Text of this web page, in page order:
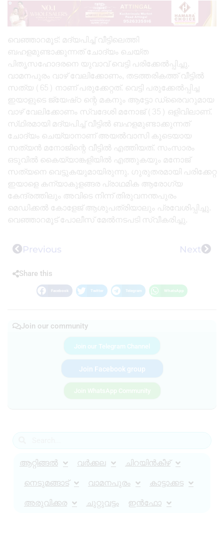
വെഞ്ഞാറമൂട്‌: മദ്യപിച്ച്‌ വീട്ടിലെത്തി
ബഹളമുണ്ടാക്കുന്നത്‌ ചോദ്യം ചെയ്‌ത
പിതൃസഹോദരനെ യുവാവ്‌ വെട്ടി പരിക്കേല്‍പ്പിച്ചു.
വാമനപുരം വാഴ്‌ വേലിക്കോണം, തടത്തരികത്ത്‌ വീട്ടില്‍
സത്യ (65) നാണ്‌ പരുക്കേറ്റത്‌. വെട്ടി പരുക്കേല്‍പ്പിച്ച
ഇയാളുടെ ജ്യേഷ്‌ഠ ന്റെ മകനും ആട്ടോ ഡ്രൈവറുമായ
വാഴ്‌ വേലിക്കോണം സ്വദേശി മനോജ്‌ (35) ഒളിവിലാണ്‌.
സ്‌ഥിരമായി മദ്യപിച്ച്‌ വീട്ടില്‍ ബഹളമുണ്ടാക്കുന്നത്‌
ചോദ്യം ചെയ്യാനാണ്‌ അയല്‍വാസി കൂടെയായ
സത്യന്‍ മനോജിന്റെ വീട്ടില്‍ എത്തിയത്‌. സംസാരം
ഒടുവില്‍ കൈയ്യാങ്കളിയില്‍ എത്തുകയും മനോജ്‌
സത്യനെ വെട്ടുകയുമായിരുന്നു. ഗുരുതരമായി പരിക്കേറ്റ
ഇയാളെ കന്യാകുളങ്ങര പ്രാഥമിക ആരോഗ്യ
കേന്ദ്രത്തിലും അവിടെ നിന്ന്‌ തിരുവനന്തപുരം
മെഡിക്കല്‍ കോളേജ്‌ ആശുപത്രിയാലും പ്രവേശിപ്പിച്ചു.
വെഞ്ഞാറമൂട്‌ പോലീസ്‌ മേല്‍നടപടി സ്വീകരിച്ചു.
Previous Next
Share this
Facebook Twitter Telegram WhatsApp
Join our community
Join our Telegram Channel
Join Facebook group
Join WhatsApp Community
ആറ്റിങ്ങൽ വർക്കല ചിറയിൻകീഴ്
നെടുമങ്ങാട് വാമനപുരം കാട്ടാക്കട
അരുവിക്കര ചുറ്റുവട്ടം ഇൻഫോ